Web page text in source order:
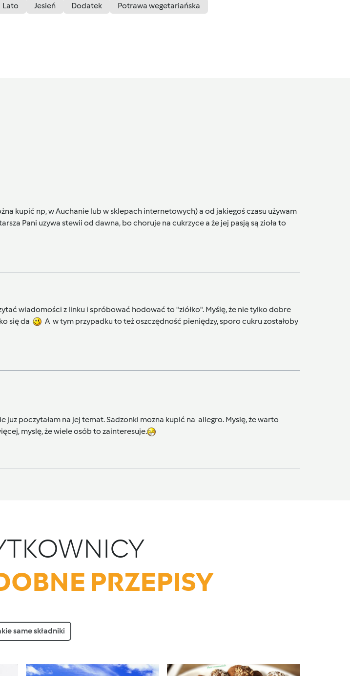
Lato Jesień Dodatek Potrawa wegetariańska
kupić np, w Auchanie lub w sklepach internetowych) a od jakiegoś czasu używam
Pani uzywa stewii od dawna, bo choruje na cukrzyce a że jej pasją są zioła to
wiadomości z linku i spróbować hodować to "ziółko". Myślę, że nie tylko dobre
się da
A w tym przypadku to też oszczędność pieniędzy, sporo cukru zostałoby
juz poczytałam na jej temat. Sadzonki mozna kupić na allegro. Myslę, że warto
myslę, że wiele osób to zainteresuje.
PRZEPISY
same składniki